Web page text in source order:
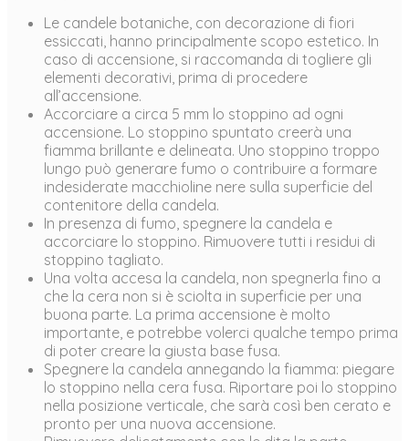
Le candele botaniche, con decorazione di fiori
essiccati, hanno principalmente scopo estetico. In
caso di accensione, si raccomanda di togliere gli
elementi decorativi, prima di procedere
all’accensione.
Accorciare a circa 5 mm lo stoppino ad ogni
accensione. Lo stoppino spuntato creerà una
fiamma brillante e delineata. Uno stoppino troppo
lungo può generare fumo o contribuire a formare
indesiderate macchioline nere sulla superficie del
contenitore della candela.
In presenza di fumo, spegnere la candela e
accorciare lo stoppino. Rimuovere tutti i residui di
stoppino tagliato.
Una volta accesa la candela, non spegnerla fino a
che la cera non si è sciolta in superficie per una
buona parte. La prima accensione è molto
importante, e potrebbe volerci qualche tempo prima
di poter creare la giusta base fusa.
Spegnere la candela annegando la fiamma: piegare
lo stoppino nella cera fusa. Riportare poi lo stoppino
nella posizione verticale, che sarà così ben cerato e
pronto per una nuova accensione.